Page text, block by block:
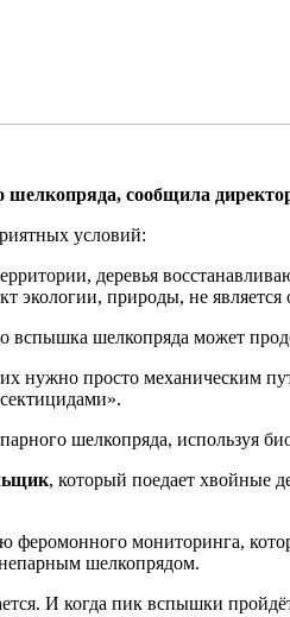
шелкопряда, сообщила
условий:
деревья
экологии, природы, не
вспышка шелкопряда может
нужно просто механическим
шелкопряда, используя
, который поедает хвойные
феромонного мониторинга,
непарным шелкопрядом.
И когда пик вспышки